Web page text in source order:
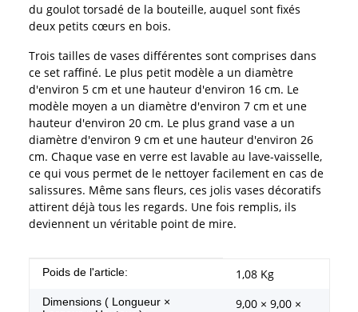
du goulot torsadé de la bouteille, auquel sont fixés
deux petits cœurs en bois.
Trois tailles de vases différentes sont comprises dans
ce set raffiné. Le plus petit modèle a un diamètre
d'environ 5 cm et une hauteur d'environ 16 cm. Le
modèle moyen a un diamètre d'environ 7 cm et une
hauteur d'environ 20 cm. Le plus grand vase a un
diamètre d'environ 9 cm et une hauteur d'environ 26
cm. Chaque vase en verre est lavable au lave-vaisselle,
ce qui vous permet de le nettoyer facilement en cas de
salissures. Même sans fleurs, ces jolis vases décoratifs
attirent déjà tous les regards. Une fois remplis, ils
deviennent un véritable point de mire.
#productDetails.itemInformation#
#productDetails.itemValue#
Poids de l'article: 1,08 Kg
Dimensions ( Longueur ×
9,00 × 9,00 ×